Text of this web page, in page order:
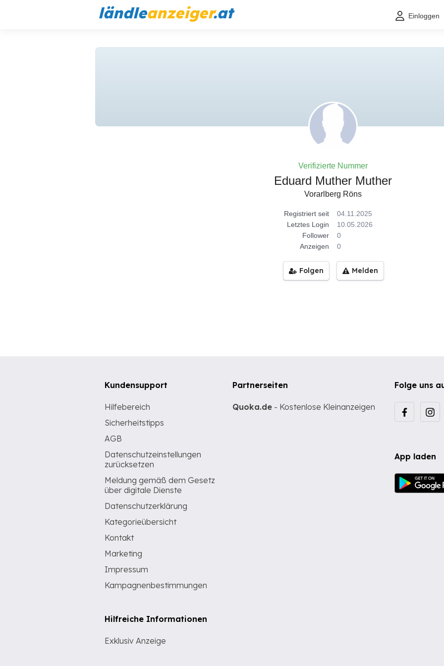
ländleanzeiger.at Einloggen
Verifizierte Nummer
Eduard Muther Muther
Vorarlberg Röns
Registriert seit
04.11.2025
Letztes Login
10.05.2026
Follower
0
Anzeigen
0
Folgen Melden
Folge uns
App laden
Kundensupport
Hilfebereich
Sicherheitstipps
AGB
Datenschutzeinstellungen
zurücksetzen
Meldung gemäß dem Gesetz
über digitale Dienste
Datenschutzerklärung
Kategorieübersicht
Kontakt
Marketing
Impressum
Kampagnenbestimmungen
Hilfreiche Informationen
Exklusiv Anzeige
Partnerseiten
Quoka.de - Kostenlose Kleinanzeigen